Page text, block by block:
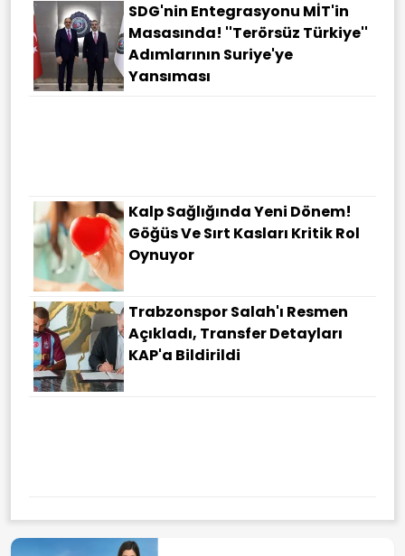
SDG'nin Entegrasyonu MİT'in
Masasında! ''Terörsüz Türkiye''
Adımlarının Suriye'ye
Yansıması
Kalp Sağlığında Yeni Dönem!
Göğüs Ve Sırt Kasları Kritik Rol
Oynuyor
Trabzonspor Salah'ı Resmen
Açıkladı, Transfer Detayları
KAP'a Bildirildi